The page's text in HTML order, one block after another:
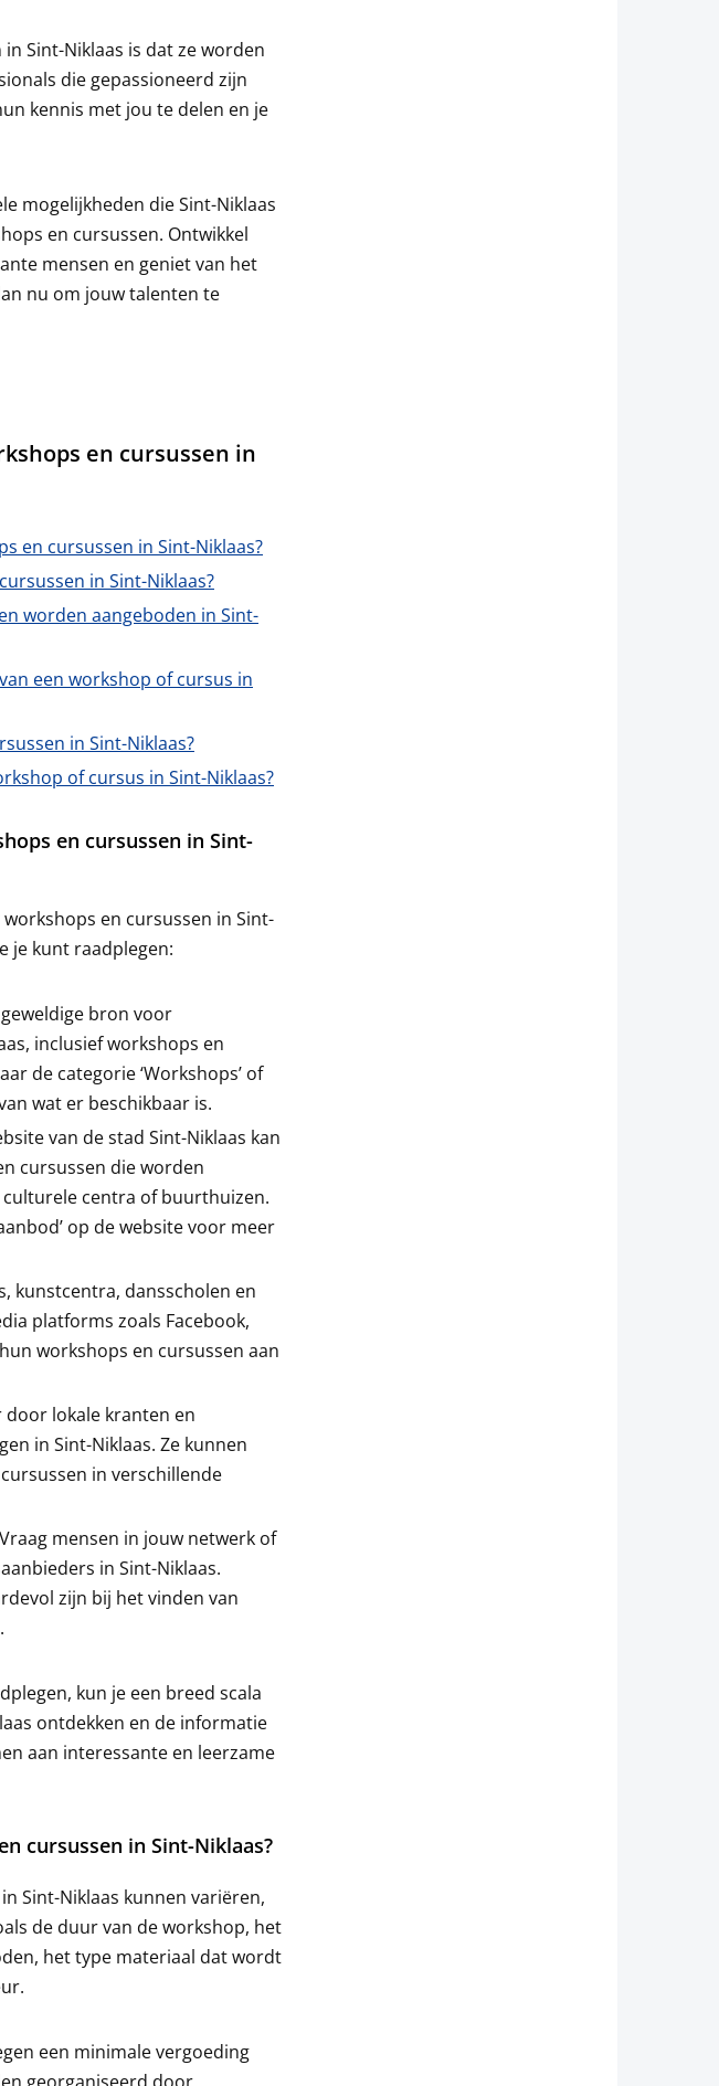
Sint-Niklaas is dat ze worden
die gepassioneerd zijn
kennis met jou te delen en je
mogelijkheden die Sint-Niklaas
en cursussen. Ontwikkel
mensen en geniet van het
nu om jouw talenten te
en cursussen in
en cursussen in Sint-Niklaas?
in Sint-Niklaas?
worden aangeboden in Sint-
een workshop of cursus in
in Sint-Niklaas?
of cursus in Sint-Niklaas?
en cursussen in Sint-
en cursussen in Sint-
je kunt raadplegen:
bron voor
inclusief workshops en
de categorie ‘Workshops’ of
wat er beschikbaar is.
van de stad Sint-Niklaas kan
cursussen die worden
centra of buurthuizen.
op de website voor meer
kunstcentra, dansscholen en
platforms zoals Facebook,
workshops en cursussen aan
lokale kranten en
in Sint-Niklaas. Ze kunnen
in verschillende
mensen in jouw netwerk of
in Sint-Niklaas.
zijn bij het vinden van
kun je een breed scala
ontdekken en de informatie
aan interessante en leerzame
cursussen in Sint-Niklaas?
Sint-Niklaas kunnen variëren,
de duur van de workshop, het
het type materiaal dat wordt
een minimale vergoeding